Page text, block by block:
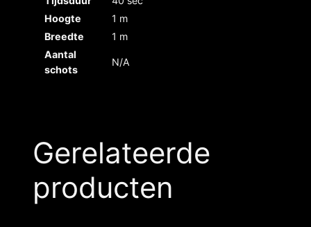
Hoogte
1 m
Breedte
1 m
Aantal
schots
N/A
Gerelateerde
producten